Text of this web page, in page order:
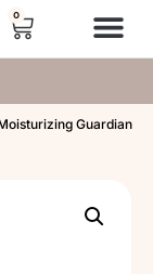
0
Guardian